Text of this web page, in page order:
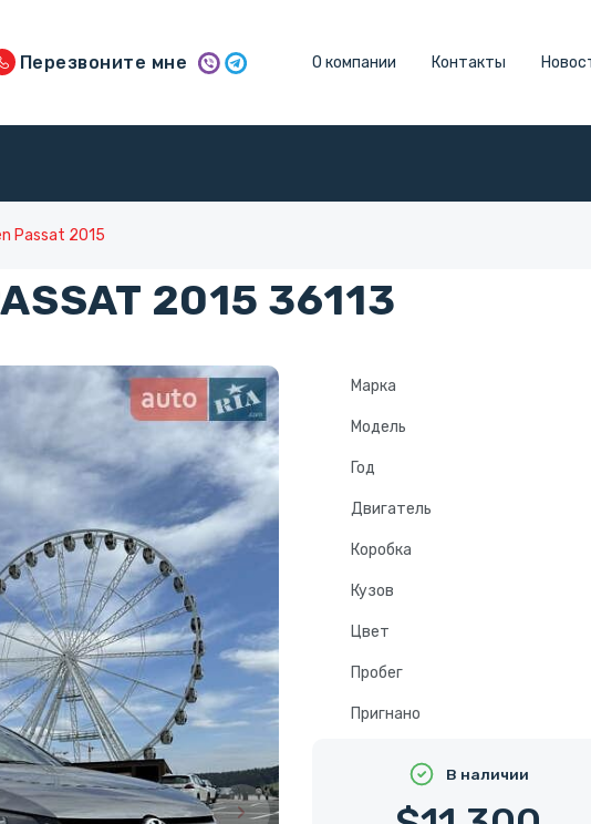
Перезвоните мне О компании Контакты
Passat 2015
2015 36113
Марка
Модель
Год
Двигатель
Коробка
Кузов
Цвет
Пробег
Пригнано
В наличии